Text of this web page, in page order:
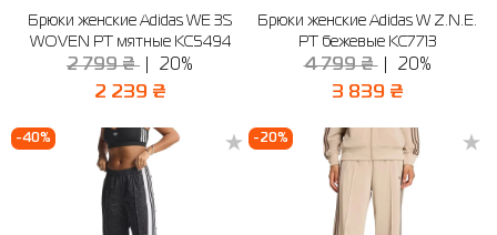
Брюки женские Adidas WE 3S
WOVEN PT мятные KC5494
2 799 ₴ 20%
2 239 ₴
Брюки женские Adidas W Z.N.E.
PT бежевые KC7713
4 799 ₴ 20%
3 839 ₴
-40% -20%